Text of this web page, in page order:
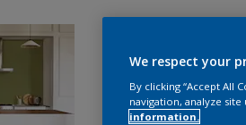
We respect your
By clicking “Accept All
navigation, analyze
information.